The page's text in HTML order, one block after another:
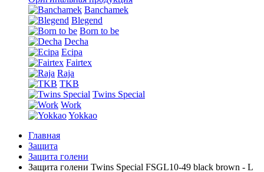
Banchamek
Blegend
Born to be
Decha
Ecipa
Fairtex
Raja
TKB
Twins Special
Work
Yokkao
Главная
Защита
Защита голени
Защита голени Twins Special FSGL10-49 black brown - L